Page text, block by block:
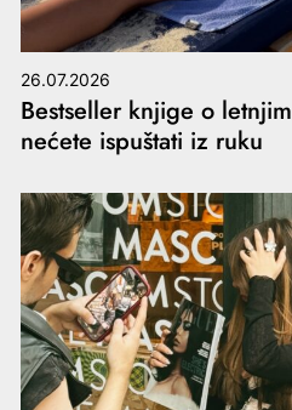
26.07.2026
Bestseller knjige o
nećete ispuštati iz ruku